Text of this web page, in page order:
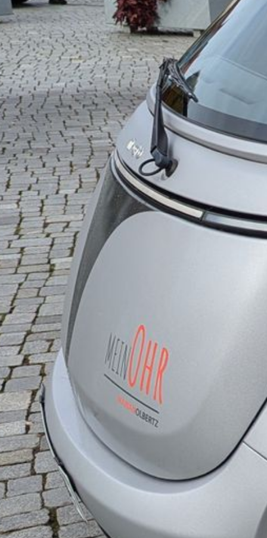
News
Leihsysteme Hörversorgung
Aktionen
Galerie
Anfahrt / Parken
Kontakt
Online-Hörtest
Hörverlust und Ursachen
Ablauf / Preise
Hersteller
Leistungen